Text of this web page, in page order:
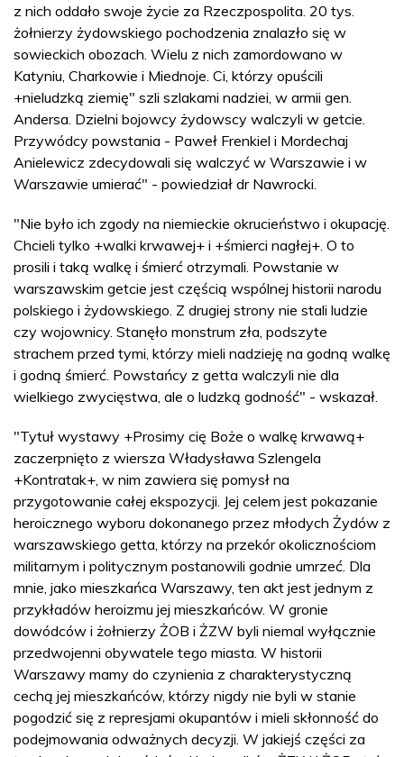
z nich oddało swoje życie za Rzeczpospolita. 20 tys.
żołnierzy żydowskiego pochodzenia znalazło się w
sowieckich obozach. Wielu z nich zamordowano w
Katyniu, Charkowie i Miednoje. Ci, którzy opuścili
+nieludzką ziemię" szli szlakami nadziei, w armii gen.
Andersa. Dzielni bojowcy żydowscy walczyli w getcie.
Przywódcy powstania - Paweł Frenkiel i Mordechaj
Anielewicz zdecydowali się walczyć w Warszawie i w
Warszawie umierać" - powiedział dr Nawrocki.
"Nie było ich zgody na niemieckie okrucieństwo i okupację.
Chcieli tylko +walki krwawej+ i +śmierci nagłej+. O to
prosili i taką walkę i śmierć otrzymali. Powstanie w
warszawskim getcie jest częścią wspólnej historii narodu
polskiego i żydowskiego. Z drugiej strony nie stali ludzie
czy wojownicy. Stanęło monstrum zła, podszyte
strachem przed tymi, którzy mieli nadzieję na godną walkę
i godną śmierć. Powstańcy z getta walczyli nie dla
wielkiego zwycięstwa, ale o ludzką godność" - wskazał.
"Tytuł wystawy +Prosimy cię Boże o walkę krwawą+
zaczerpnięto z wiersza Władysława Szlengela
+Kontratak+, w nim zawiera się pomysł na
przygotowanie całej ekspozycji. Jej celem jest pokazanie
heroicznego wyboru dokonanego przez młodych Żydów z
warszawskiego getta, którzy na przekór okolicznościom
militarnym i politycznym postanowili godnie umrzeć. Dla
mnie, jako mieszkańca Warszawy, ten akt jest jednym z
przykładów heroizmu jej mieszkańców. W gronie
dowódców i żołnierzy ŻOB i ŻZW byli niemal wyłącznie
przedwojenni obywatele tego miasta. W historii
Warszawy mamy do czynienia z charakterystyczną
cechą jej mieszkańców, którzy nigdy nie byli w stanie
pogodzić się z represjami okupantów i mieli skłonność do
podejmowania odważnych decyzji. W jakiejś części za